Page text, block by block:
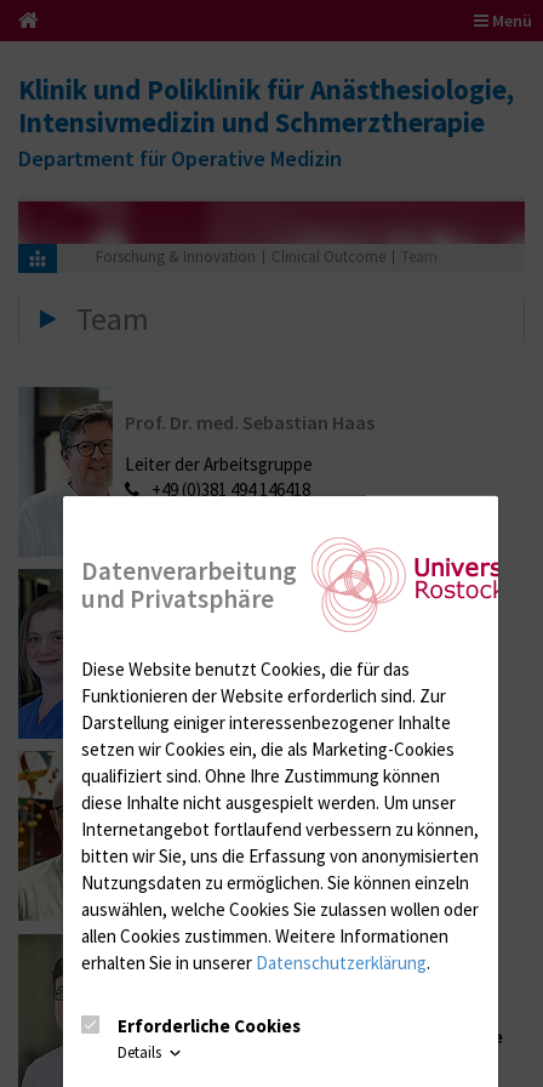
Menü
Klinik und Poliklinik für Anästhesiologie,
Intensivmedizin und Schmerztherapie
Department für Operative Medizin
Forschung & Innovation Clinical Outcome Team
Team
Prof. Dr. med. Sebastian Haas
Leiter der Arbeitsgruppe
+49 (0)381 494 146418
Dr. med. Amelie Zitzmann
amelie.zitzmann@med.uni-rostock.de
PD Dr. med. habil. Gerd Klinkmann
Clinician Scientist
+49 (0)381 494 146494
gerd.klinkmann@med.uni-rostock.de
PubMed
PD Dr. med. Benjamin Löser
benjamin.loeser@med.uni-rostock.de
Datenverarbeitung
und Privatsphäre
Diese Website benutzt Cookies, die für das
Funktionieren der Website erforderlich sind. Zur
Darstellung einiger interessenbezogener Inhalte
setzen wir Cookies ein, die als Marketing-Cookies
qualifiziert sind. Ohne Ihre Zustimmung können
diese Inhalte nicht ausgespielt werden. Um unser
Internetangebot fortlaufend verbessern zu können,
bitten wir Sie, uns die Erfassung von anonymisierten
Nutzungsdaten zu ermöglichen. Sie können einzeln
auswählen, welche Cookies Sie zulassen wollen oder
allen Cookies zustimmen. Weitere Informationen
erhalten Sie in unserer Datenschutzerklärung.
Erforderliche Cookies
Details